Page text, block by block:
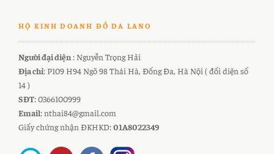
HỘ KINH DOANH ĐỒ DA LANO
Người đại diện : Nguyễn Trọng Hải
Địa chỉ: P109 H94 Ngõ 98 Thái Hà, Đống Đa, Hà Nội ( đối diện số
14 )
SĐT: 0366100999
Email: nthai84@gmail.com
Giấy chứng nhận ĐKHKD:01A8022349